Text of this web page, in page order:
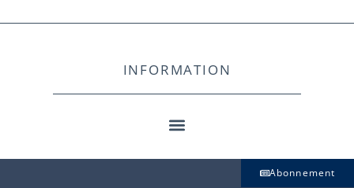
INFORMATION
Abonnement